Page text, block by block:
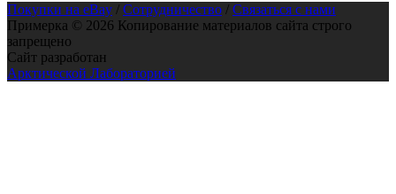
Покупки на eBay / Сотрудничество / Связаться с нами
Примерка © 2026 Копирование материалов сайта строго
запрещено
Сайт разработан
Арктической Лабораторией